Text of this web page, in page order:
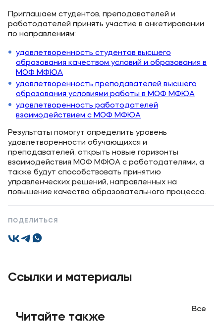
Аспирантура
Институт дополнительного образования
Уровни образования
Среднее профессиональное образование
Высшее образование в МФЮА
Аспирантура
Дополнительное образование
Медиа
Объявления
Приемная комиссия
Приглашаем студентов, преподавателей и
работодателей принять участие в анкетировании
по направлениям:
удовлетворенность студентов высшего
образования качеством условий и образования в
МОФ МФЮА
удовлетворенность преподавателей высшего
образования условиями работы в МОФ МФЮА
удовлетворенность работодателей
взаимодействием с МОФ МФЮА
Результаты помогут определить уровень
удовлетворенности обучающихся и
преподавателей, открыть новые горизонты
взаимодействия МОФ МФЮА с работодателями, а
также будут способствовать принятию
управленческих решений, направленных на
повышение качества образовательного процесса.
ПОДЕЛИТЬСЯ
Ссылки и материалы
Читайте также
Все